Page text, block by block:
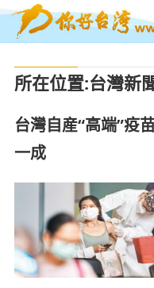
所在位置:台灣新
台灣自産“高端”疫
一成